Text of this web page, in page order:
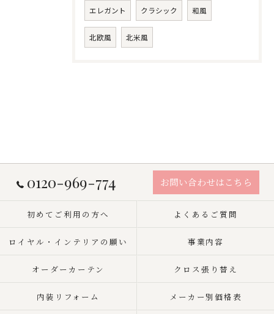
エレガント クラシック 和風
北欧風 北米風
0120-969-774 お問い合わせはこちら
初めてご利用の方へ よくあるご質問
ロイヤル・インテリアの願い 事業内容
オーダーカーテン クロス張り替え
内装リフォーム メーカー別価格表